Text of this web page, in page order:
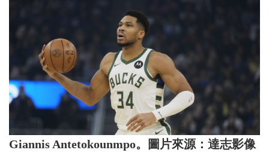
Giannis Antetokounmpo。圖片來源：達志影像